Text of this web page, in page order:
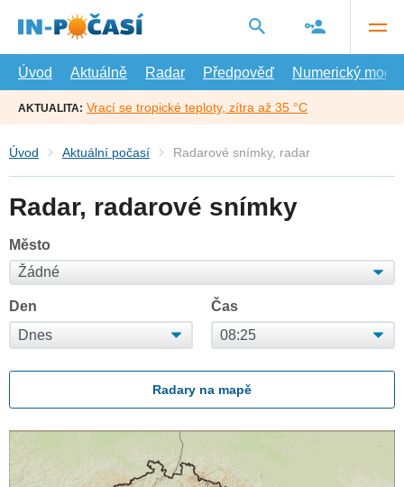
hlavní
Úvod
Aktuálně Radar Předpověď Numerický model
AKTUALITA: Vrací se tropické teploty, zítra až 35 °C
Úvod Aktuální počasí Radarové snímky, radar
Radar, radarové snímky
Město
Den Čas
Radary na mapě